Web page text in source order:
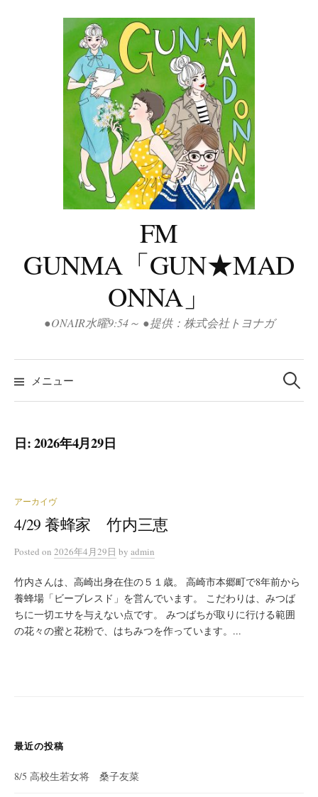
FM
GUNMA「GUN★MAD
ONNA」
●ONAIR水曜9:54～ ●提供：株式会社トヨナガ
メニュー
検
索:
日:2026年4月29日
アーカイヴ
4/29 養蜂家 竹内三恵
Posted on 2026年4月29日 by admin
竹内さんは、高崎出身在住の５１歳。 高崎市本郷町で8年前から
養蜂場「ビーブレスド」を営んでいます。 こだわりは、みつば
ちに一切エサを与えない点です。 みつばちが取りに行ける範囲
の花々の蜜と花粉で、はちみつを作っています。...
最近の投稿
8/5 高校生若女将 桑子友菜